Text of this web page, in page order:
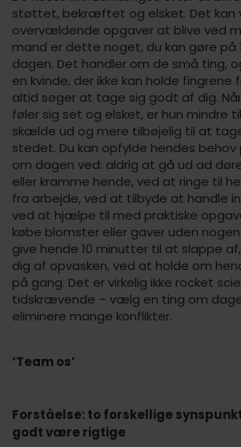
støttet, bekræftet og elsket. Det kan
overvældende opgaver at blive ved
mand er dette noget, du kan gøre på
dagen. Det handler om de små ting,
en kvinde, der ikke kan holde fingrene
altid søger at tage sig godt af dig.
føler sig set og elsket, er hun mindre
skælde ud og mere tilbøjelig til at
stedet. Du kan opfylde hendes behov
om dagen ved: aldrig at gå ud ad
eller kramme hende, ved at ringe til
fra arbejde, ved at tilbyde at handle
ved at hjælpe til med praktiske
købe blomster eller gaver uden
give hende 10 minutter til at slappe
dig af opvasken, ved at holde om
på gang. Det er virkelig ikke rocket
tidskrævende – vælg en ting om
eliminere mange konflikter.
‘Team os’
Forståelse: to forskellige
godt være rigtige